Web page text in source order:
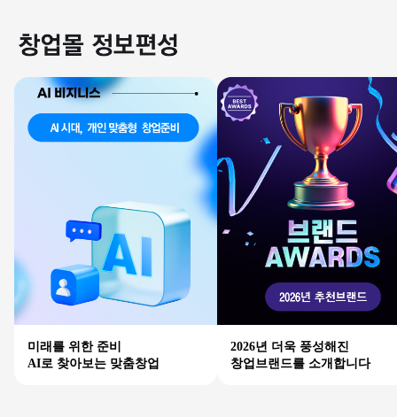
미래를 위한 준비
AI로 찾아보는 맞춤창업
2026년 더욱 풍성해진
창업브랜드를 소개합니다